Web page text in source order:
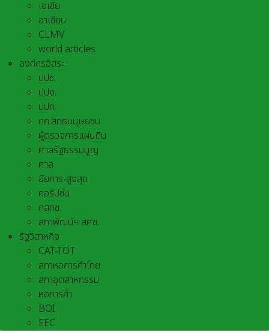
เอเชีย
อาเชี่ยน
CLMV
world articles
องค์กรอิสระ
ปปช.
ปปง.
ปปท.
กก.สิทธิมนุษยชน
ผู้ตรวจการแผ่นดิน
ศาลรัฐธรรมนูญ
ศาล
อัยการ-สูงสุด
คอรัปชั่น
กสทช.
สภาพัฒน์ฯ สศช.
รัฐวิสาหกิจ
CAT-TOT
สภาหอการค้าไทย
สภาอุตสาหกรรม
หอการค้า
BOI
EEC